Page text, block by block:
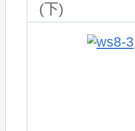
(下)